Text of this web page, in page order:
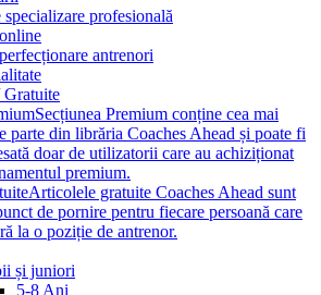
profesională
antrenori
Gratuite
Secțiunea Premium conține cea mai
parte din librăria Coaches Ahead și poate fi
doar de utilizatorii care au achiziționat
premium.
Articolele gratuite Coaches Ahead sunt
de pornire pentru fiecare persoană care
la o poziție de antrenor.
și juniori
5-8 Ani